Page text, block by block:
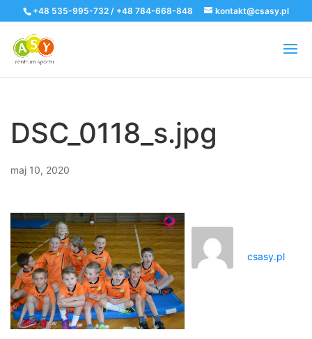
+48 535-995-732 / +48 784-668-848 kontakt@csasy.pl
DSC_0118_s.jpg
maj 10, 2020
csasy.pl